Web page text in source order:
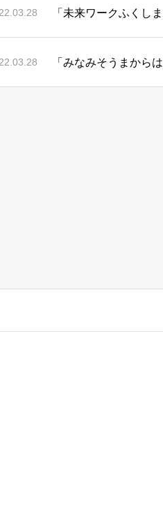
「未来ワークふくし
「みなみそうまから